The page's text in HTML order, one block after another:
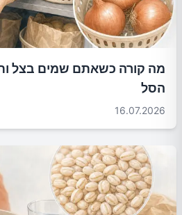
מה קורה כשאתם שמים בצל
הסל
16.07.2026